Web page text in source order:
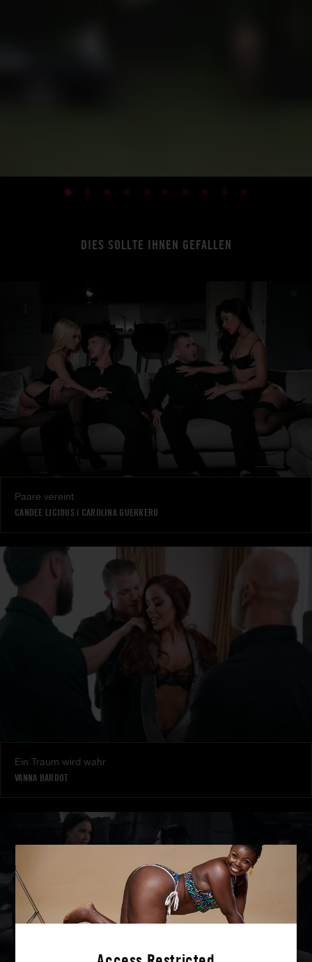
DIES SOLLTE IHNEN GEFALLEN
Paare vereint
CANDEE LICIOUS| CAROLINA GUERRERO
Ein Traum wird wahr
VANNA BARDOT